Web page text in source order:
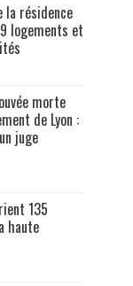
la résidence
logements et
morte
de Lyon :
juge
135
haute